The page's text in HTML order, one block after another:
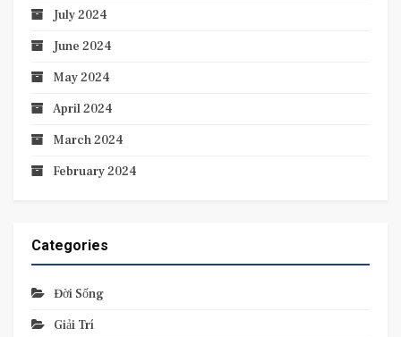
July 2024
June 2024
May 2024
April 2024
March 2024
February 2024
Categories
Đời Sống
Giải Trí